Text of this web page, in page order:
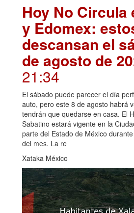
Hoy No Circula
y Edomex:
descansan el
de agosto de
21:34
El sábado puede parecer el día
auto, pero este 8 de agosto habrá
tendrán que quedarse en casa. El
Sabatino estará vigente en la
parte del Estado de México
del mes. La re
Xataka México